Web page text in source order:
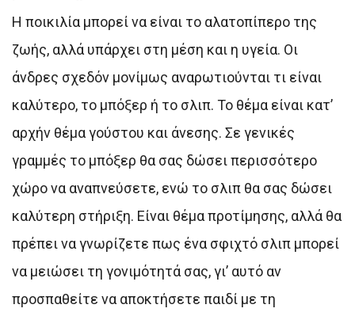
Η ποικιλία μπορεί να είναι το αλατοπίπερο της
ζωής, αλλά υπάρχει στη μέση και η υγεία. Οι
άνδρες σχεδόν μονίμως αναρωτιούνται τι είναι
καλύτερο, το μπόξερ ή το σλιπ. Το θέμα είναι κατ’
αρχήν θέμα γούστου και άνεσης. Σε γενικές
γραμμές το μπόξερ θα σας δώσει περισσότερο
χώρο να αναπνεύσετε, ενώ το σλιπ θα σας δώσει
καλύτερη στήριξη. Είναι θέμα προτίμησης, αλλά θα
πρέπει να γνωρίζετε πως ένα σφιχτό σλιπ μπορεί
να μειώσει τη γονιμότητά σας, γι’ αυτό αν
προσπαθείτε να αποκτήσετε παιδί με τη